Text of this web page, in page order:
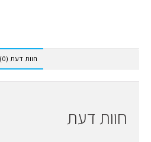
חוות דעת (0)
חוות דעת